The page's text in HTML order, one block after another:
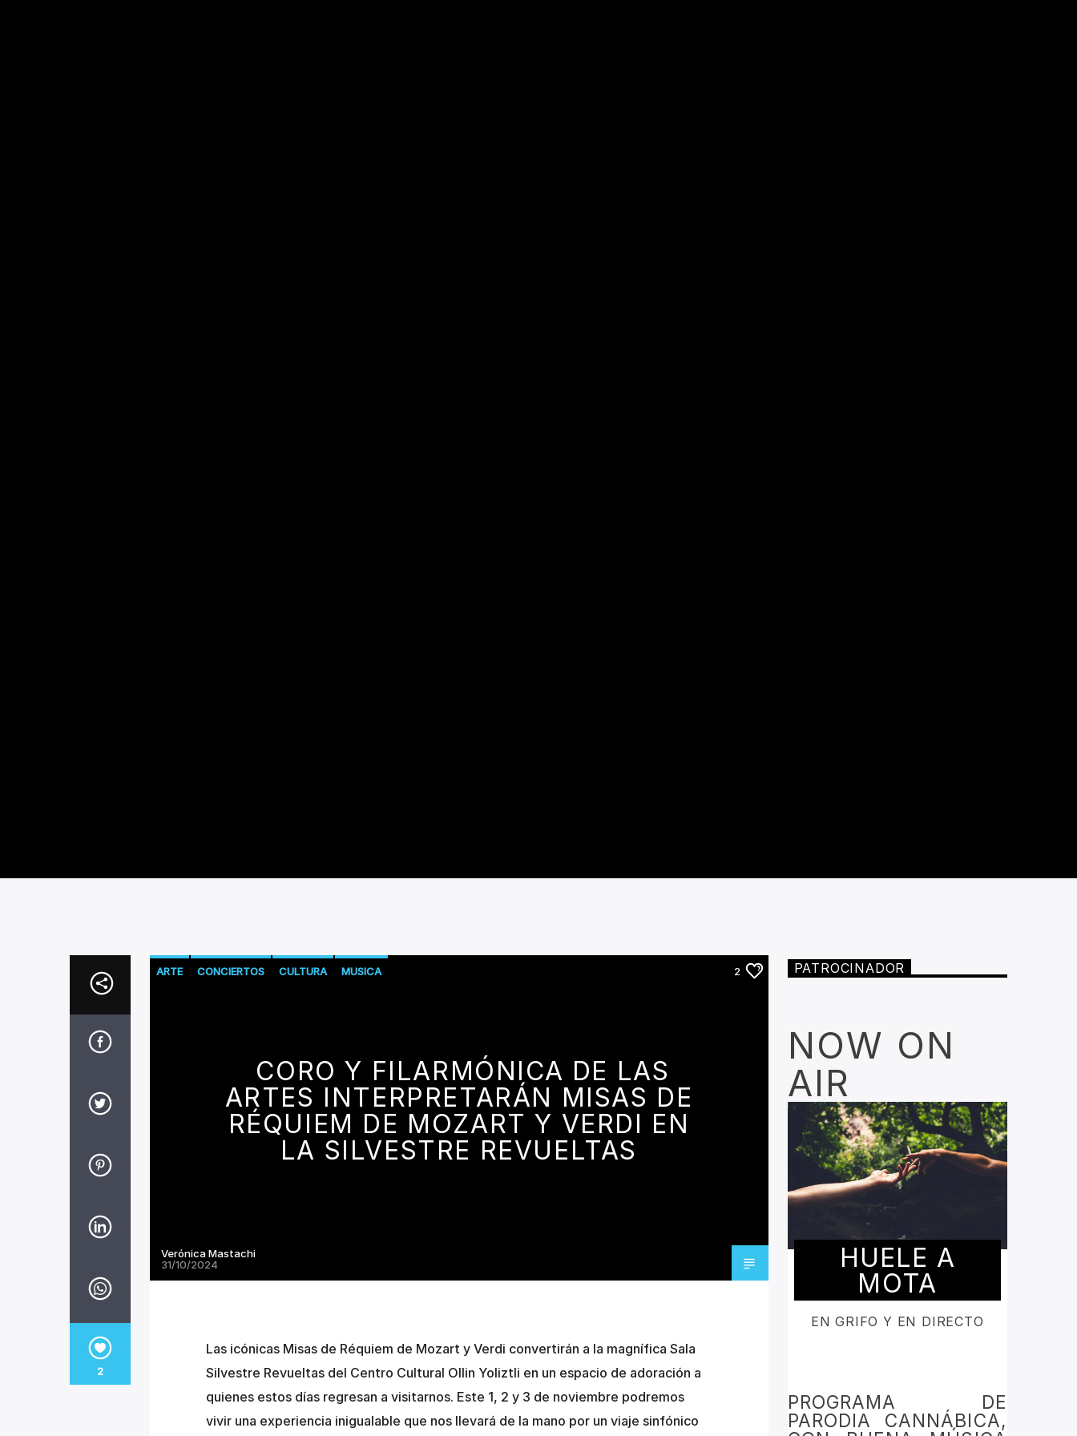
2
ARTE CONCIERTOS CULTURA MUSICA 2
CORO Y FILARMÓNICA DE LAS
ARTES INTERPRETARÁN MISAS DE
RÉQUIEM DE MOZART Y VERDI EN
LA SILVESTRE REVUELTAS
Verónica Mastachi
31/10/2024
Las icónicas Misas de Réquiem de Mozart y Verdi convertirán a la magnífica Sala
Silvestre Revueltas del Centro Cultural Ollin Yoliztli en un espacio de adoración a
quienes estos días regresan a visitarnos. Este 1, 2 y 3 de noviembre podremos
vivir una experiencia inigualable que nos llevará de la mano por un viaje sinfónico
PATROCINADOR
NOW ON
AIR
HUELE A
MOTA
EN GRIFO Y EN DIRECTO
PROGRAMA DE
PARODIA CANNÁBICA,